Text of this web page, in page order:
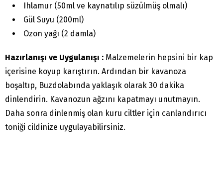
Ihlamur (50ml ve kaynatılıp süzülmüş olmalı)
Gül Suyu (200ml)
Ozon yağı (2 damla)
Hazırlanışı ve Uygulanışı : Malzemelerin hepsini bir kap
içerisine koyup karıştırın. Ardından bir kavanoza
boşaltıp, Buzdolabında yaklaşık olarak 30 dakika
dinlendirin. Kavanozun ağzını kapatmayı unutmayın.
Daha sonra dinlenmiş olan kuru ciltler için canlandırıcı
toniği cildinize uygulayabilirsiniz.